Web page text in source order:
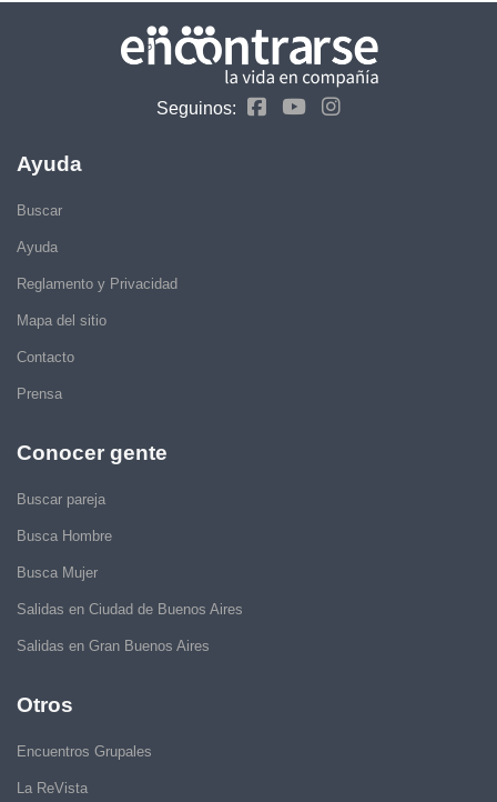
Seguinos:
Ayuda
Buscar
Ayuda
Reglamento y Privacidad
Mapa del sitio
Contacto
Prensa
Conocer gente
Buscar pareja
Busca Hombre
Busca Mujer
Salidas en Ciudad de Buenos Aires
Salidas en Gran Buenos Aires
Otros
Encuentros Grupales
La ReVista